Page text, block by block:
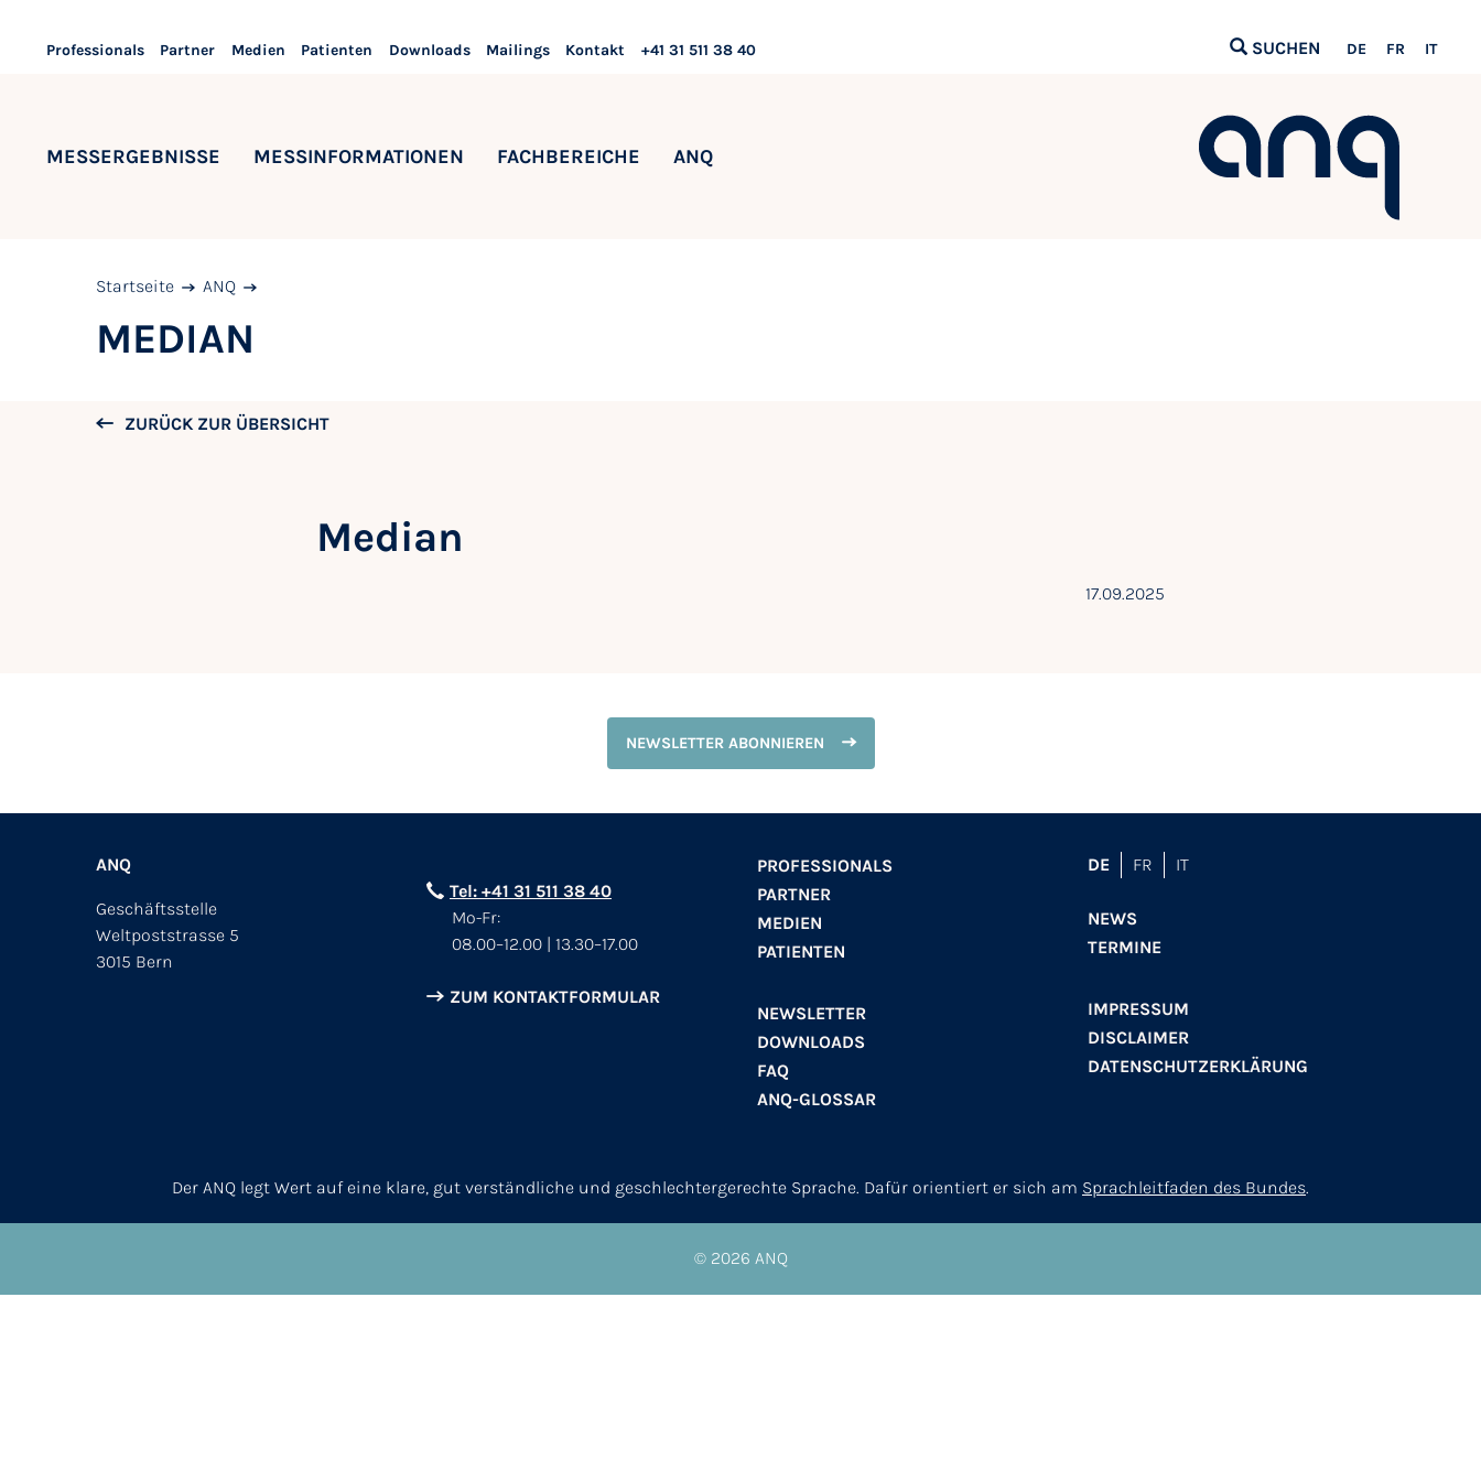
Professionals Partner Medien Patienten Downloads Mailings Kontakt +41 31 511 38 40 SUCHEN DE FR IT
MESSERGEBNISSE MESSINFORMATIONEN FACHBEREICHE ANQ
Startseite ANQ
MEDIAN
ZURÜCK ZUR ÜBERSICHT
Median
17.09.2025
NEWSLETTER ABONNIEREN
ANQ
Geschäftsstelle
Weltpoststrasse 5
3015 Bern
Tel: +41 31 511 38 40
Mo-Fr:
08.00–12.00 | 13.30–17.00
ZUM KONTAKTFORMULAR
PROFESSIONALS
PARTNER
MEDIEN
PATIENTEN
NEWSLETTER
DOWNLOADS
FAQ
ANQ-GLOSSAR
DE FR IT
NEWS
TERMINE
IMPRESSUM
DISCLAIMER
DATENSCHUTZERKLÄRUNG
Der ANQ legt Wert auf eine klare, gut verständliche und geschlechtergerechte Sprache. Dafür orientiert er sich am Sprachleitfaden des Bundes.
© 2026 ANQ